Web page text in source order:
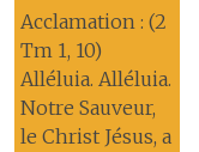
Acclamation : (2
Tm 1, 10)
Alléluia. Alléluia.
Notre Sauveur,
le Christ Jésus, a